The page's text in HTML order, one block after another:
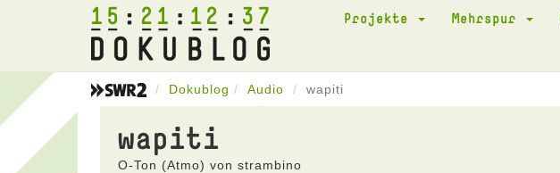
15 21 12 37 Projekte Mehrspur
Dokublog Audio wapiti
wapiti
O-Ton (Atmo) von strambino